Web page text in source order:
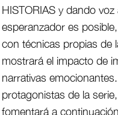
HISTORIAS y dando
esperanzador es
con técnicas propias de
mostrará el impacto de
narrativas
protagonistas de la
fomentará a